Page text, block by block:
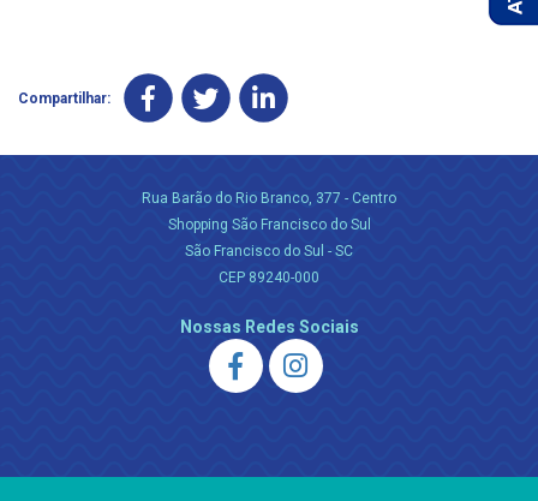
Compartilhar:
Rua Barão do Rio Branco, 377 - Centro
Shopping São Francisco do Sul
São Francisco do Sul - SC
CEP 89240-000
Nossas Redes Sociais